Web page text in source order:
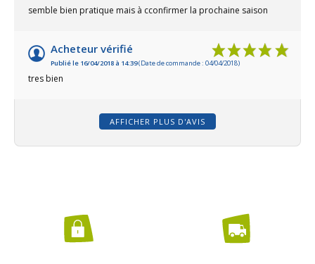
semble bien pratique mais à cconfirmer la prochaine saison
Acheteur vérifié
Publié le 16/04/2018 à 14:39(Date de commande : 04/04/2018)
tres bien
AFFICHER PLUS D'AVIS